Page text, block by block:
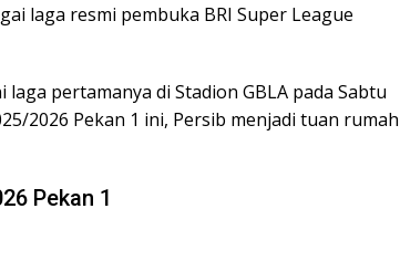
laga resmi pembuka BRI Super League
pertamanya di Stadion GBLA pada Sabtu
2026 Pekan 1 ini, Persib menjadi tuan rumah
Pekan 1